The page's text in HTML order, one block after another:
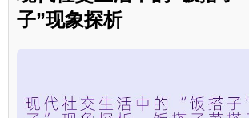
子”现象探析